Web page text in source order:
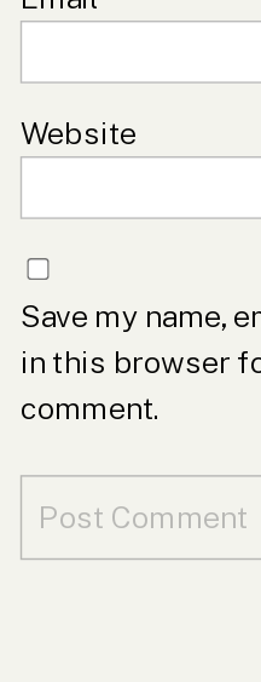
Website
Save my name,
in this browser
comment.